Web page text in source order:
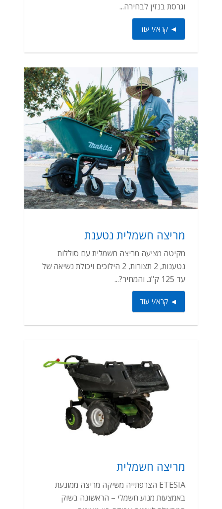
וגרסת בנזין לבחירה...
◄ קרא/י עוד
מריצה חשמלית נטענת
מקיטה מציעה מריצה חשמלית עם סוללות
נטענות, 2 תצורות, 2 הילוכים ויכולת נשיאה של
עד 125 ק"ג. והמחיר?...
◄ קרא/י עוד
מריצה חשמלית
ETESIA הצרפתייה משיקה מריצה ממונעת
באמצעות מנוע חשמלי – הראשונה בשוק